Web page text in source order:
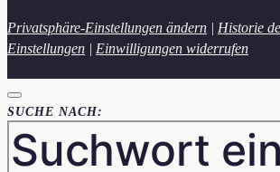
Privatsphäre-Einstellungen ändern | Historie
Einstellungen | Einwilligungen widerrufen
SUCHE NACH: